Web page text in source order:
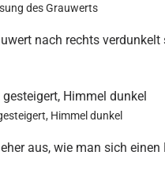
des Grauwerts
nach rechts
Himmel dunkel
aus, wie man sich